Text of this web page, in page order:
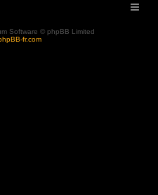
Software © phpBB Limited
fr.com